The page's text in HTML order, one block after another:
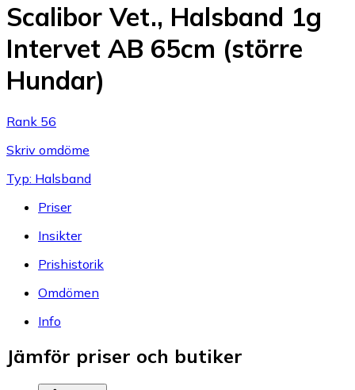
Scalibor Vet., Halsband 1g
Intervet AB 65cm (större
Hundar)
Rank 56
Skriv omdöme
Typ: Halsband
Priser
Insikter
Prishistorik
Omdömen
Info
Jämför priser och butiker